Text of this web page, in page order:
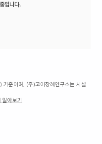
입니다.
준이며, (주)고이장례연구소는 시설
알아보기